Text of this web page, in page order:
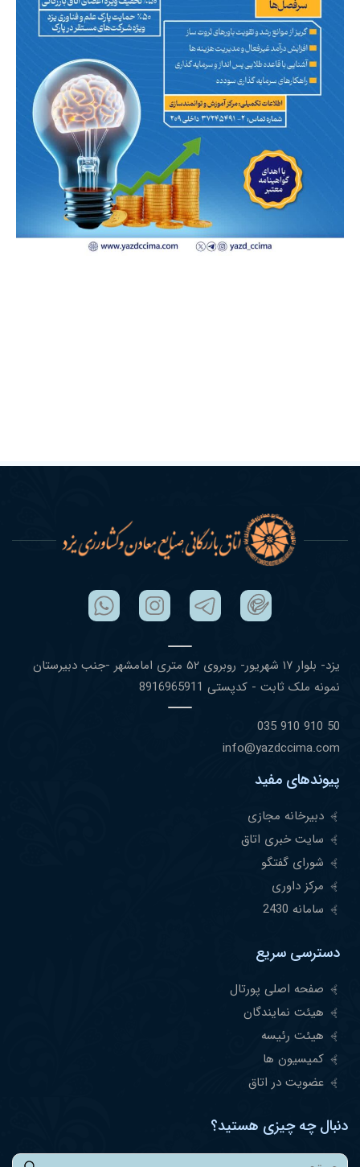
یزد- بلوار ١٧ شهریور- روبروی ۵٢ متری امامشهر -جنب دبیرستان
نمونه ملک ثابت - کدپستی 8916965911
50 910 910 035
info@yazdccima.com
پیوندهای مفید
دبیرخانه مجازی
سایت خبری اتاق
شورای گفتگو
مرکز داوری
سامانه 2430
دسترسی سریع
صفحه اصلی پورتال
هیئت نمایندگان
هیئت رئیسه
کمیسیون ها
عضویت در اتاق
دنبال چه چیزی هستید؟